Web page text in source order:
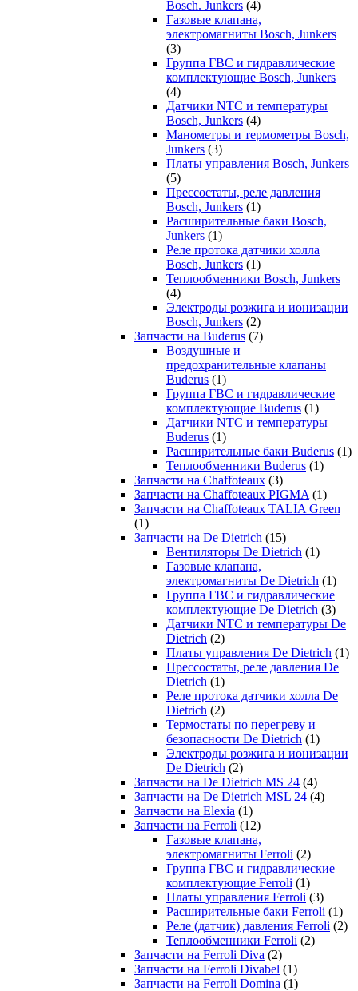
Bosch. Junkers (4)
Газовые клапана,
электромагниты Bosch, Junkers
(3)
Группа ГВС и гидравлические
комплектующие Bosch, Junkers
(4)
Датчики NTC и температуры
Bosch, Junkers (4)
Манометры и термометры Bosch,
Junkers (3)
Платы управления Bosch, Junkers
(5)
Прессостаты, реле давления
Bosch, Junkers (1)
Расширительные баки Bosch,
Junkers (1)
Реле протока датчики холла
Bosch, Junkers (1)
Теплообменники Bosch, Junkers
(4)
Электроды розжига и ионизации
Bosch, Junkers (2)
Запчасти на Buderus (7)
Воздушные и
предохранительные клапаны
Buderus (1)
Группа ГВС и гидравлические
комплектующие Buderus (1)
Датчики NTC и температуры
Buderus (1)
Расширительные баки Buderus (1)
Теплообменники Buderus (1)
Запчасти на Chaffoteaux (3)
Запчасти на Chaffoteaux PIGMA (1)
Запчасти на Chaffoteaux TALIA Green
(1)
Запчасти на De Dietrich (15)
Вентиляторы De Dietrich (1)
Газовые клапана,
электромагниты De Dietrich (1)
Группа ГВС и гидравлические
комплектующие De Dietrich (3)
Датчики NTC и температуры De
Dietrich (2)
Платы управления De Dietrich (1)
Прессостаты, реле давления De
Dietrich (1)
Реле протока датчики холла De
Dietrich (2)
Термостаты по перегреву и
безопасности De Dietrich (1)
Электроды розжига и ионизации
De Dietrich (2)
Запчасти на De Dietrich MS 24 (4)
Запчасти на De Dietrich MSL 24 (4)
Запчасти на Elexia (1)
Запчасти на Ferroli (12)
Газовые клапана,
электромагниты Ferroli (2)
Группа ГВС и гидравлические
комплектующие Ferroli (1)
Платы управления Ferroli (3)
Расширительные баки Ferroli (1)
Реле (датчик) давления Ferroli (2)
Теплообменники Ferroli (2)
Запчасти на Ferroli Diva (2)
Запчасти на Ferroli Divabel (1)
Запчасти на Ferroli Domina (1)